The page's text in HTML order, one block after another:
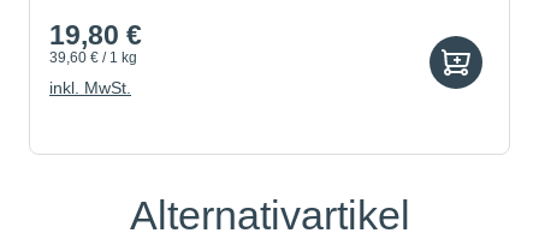
19,80 €
39,60 € / 1 kg
inkl. MwSt.
Produktgalerie überspringen
Alternativartikel